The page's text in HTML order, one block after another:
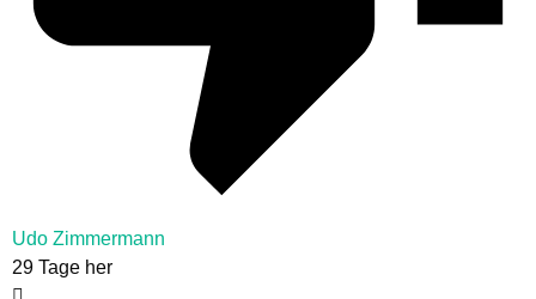
Udo Zimmermann
29 Tage her